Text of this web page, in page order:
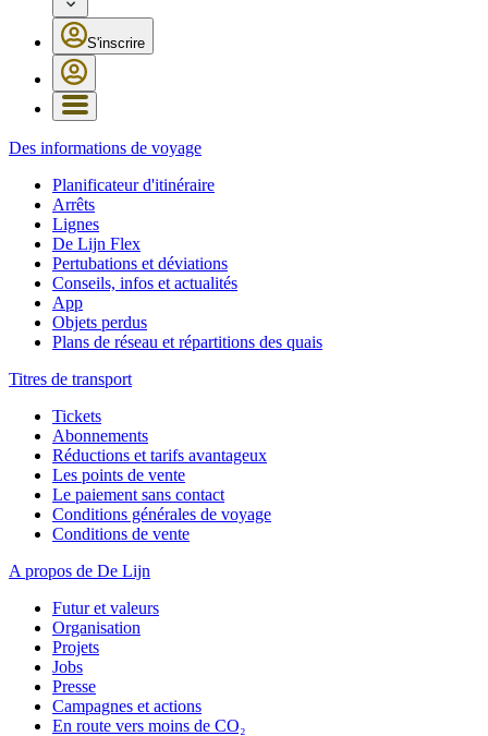
S'inscrire
Des informations de voyage
Planificateur d'itinéraire
Arrêts
Lignes
De Lijn Flex
Pertubations et déviations
Conseils, infos et actualités
App
Objets perdus
Plans de réseau et répartitions des quais
Titres de transport
Tickets
Abonnements
Réductions et tarifs avantageux
Les points de vente
Le paiement sans contact
Conditions générales de voyage
Conditions de vente
A propos de De Lijn
Futur et valeurs
Organisation
Projets
Jobs
Presse
Campagnes et actions
En route vers moins de CO₂